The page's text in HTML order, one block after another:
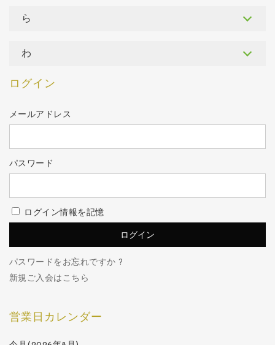
ら
わ
ログイン
メールアドレス
パスワード
ログイン情報を記憶
パスワードをお忘れですか ?
新規ご入会はこちら
営業日カレンダー